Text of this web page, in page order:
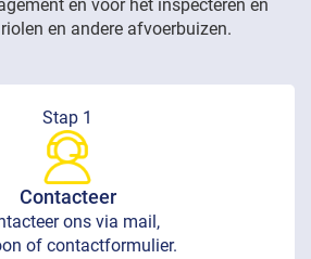
en voor het inspecteren en
en andere afvoerbuizen.
Stap 1
Contacteer
ons via mail,
of contactformulier.